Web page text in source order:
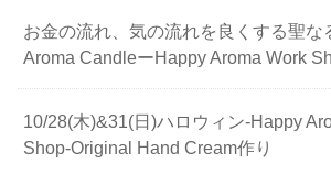
お金の流れ、気の流れを良くする聖な
Aroma CandleーHappy Aroma Work
10/28(木)&31(日)ハロウィン-Happy
Shop-Original Hand Cream作り